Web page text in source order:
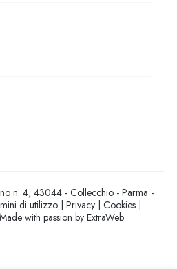
n. 4, 43044 - Collecchio - Parma -
di utilizzo| Privacy| Cookies|
with passion byExtraWeb